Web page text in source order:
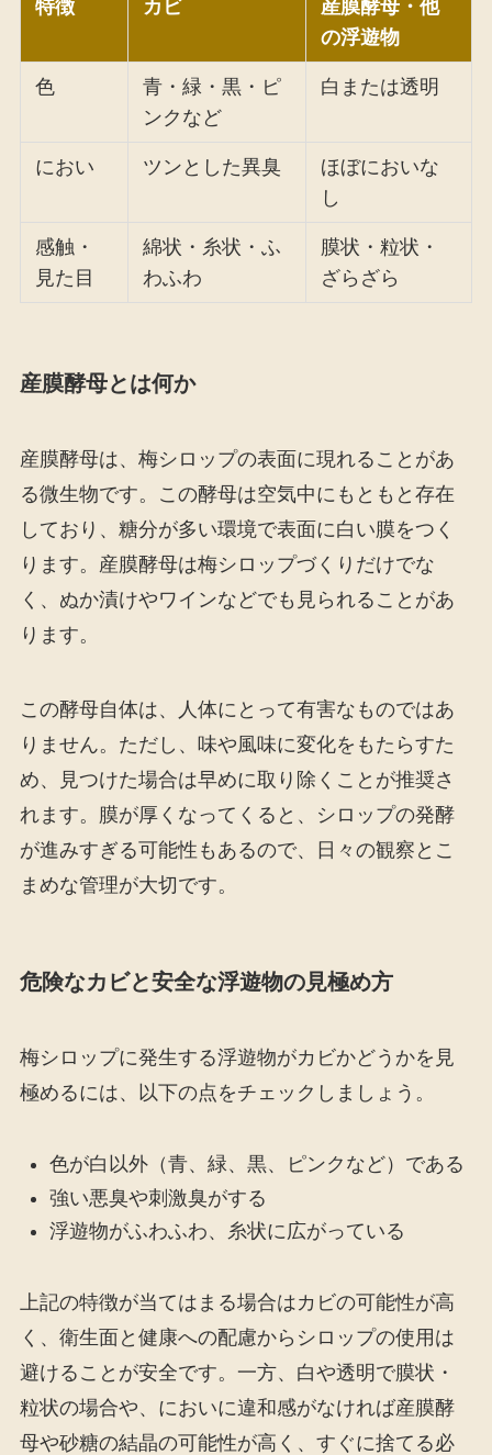
特徴 カビ
産膜酵母・他
の浮遊物
色
青・緑・黒・ピ
ンクなど
白または透明
におい ツンとした異臭
ほぼにおいな
し
感触・
見た目
綿状・糸状・ふ
わふわ
膜状・粒状・
ざらざら
産膜酵母とは何か
産膜酵母は、梅シロップの表面に現れることがあ
る微生物です。この酵母は空気中にもともと存在
しており、糖分が多い環境で表面に白い膜をつく
ります。産膜酵母は梅シロップづくりだけでな
く、ぬか漬けやワインなどでも見られることがあ
ります。
この酵母自体は、人体にとって有害なものではあ
りません。ただし、味や風味に変化をもたらすた
め、見つけた場合は早めに取り除くことが推奨さ
れます。膜が厚くなってくると、シロップの発酵
が進みすぎる可能性もあるので、日々の観察とこ
まめな管理が大切です。
危険なカビと安全な浮遊物の見極め方
梅シロップに発生する浮遊物がカビかどうかを見
極めるには、以下の点をチェックしましょう。
色が白以外（青、緑、黒、ピンクなど）である
強い悪臭や刺激臭がする
浮遊物がふわふわ、糸状に広がっている
上記の特徴が当てはまる場合はカビの可能性が高
く、衛生面と健康への配慮からシロップの使用は
避けることが安全です。一方、白や透明で膜状・
粒状の場合や、においに違和感がなければ産膜酵
母や砂糖の結晶の可能性が高く、すぐに捨てる必